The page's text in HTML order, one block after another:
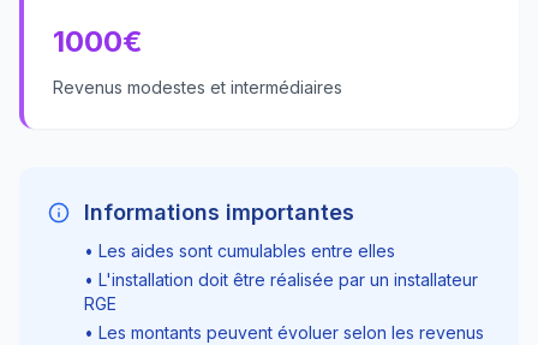
1000€
Revenus modestes et intermédiaires
Informations importantes
• Les aides sont cumulables entre elles
• L'installation doit être réalisée par un installateur
RGE
• Les montants peuvent évoluer selon les revenus